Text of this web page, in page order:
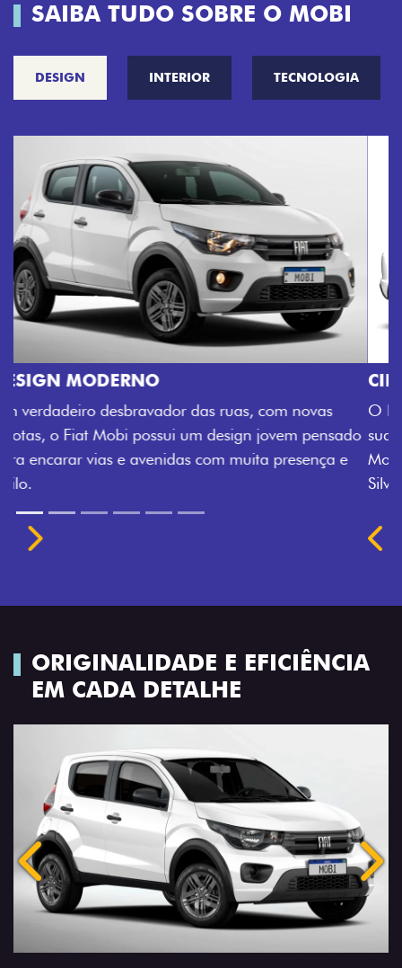
SAIBA TUDO SOBRE O MOBI
DESIGN INTERIOR TECNOLOGIA
CINCO OPÇÕES DE CORES
O Fiat Mobi tem sempre uma opção de cor que é a
sua cara. Escolha entre o Preto Vulcano, Vermelho
Montecarlo, Branco Banchisa, Prata Bari e Cinza
Silverstone.
Previous
ORIGINALIDADE E EFICIÊNCIA
EM CADA DETALHE
Anterior